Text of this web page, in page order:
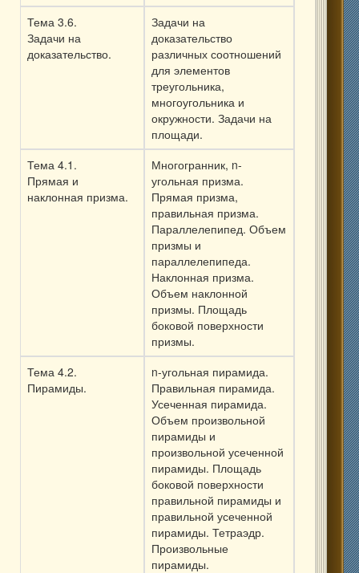
Тема 3.6.
Задачи на
доказательство.
Задачи на
доказательство
различных соотношений
для элементов
треугольника,
многоугольника и
окружности. Задачи на
площади.
Тема 4.1.
Прямая и
наклонная призма.
Многогранник, n-
угольная призма.
Прямая призма,
правильная призма.
Параллелепипед. Объем
призмы и
параллелепипеда.
Наклонная призма.
Объем наклонной
призмы. Площадь
боковой поверхности
призмы.
Тема 4.2.
Пирамиды.
n-угольная пирамида.
Правильная пирамида.
Усеченная пирамида.
Объем произвольной
пирамиды и
произвольной усеченной
пирамиды. Площадь
боковой поверхности
правильной пирамиды и
правильной усеченной
пирамиды. Тетраэдр.
Произвольные
пирамиды.